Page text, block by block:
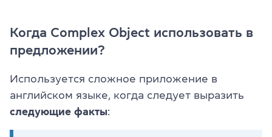
Когда Complex Object использовать в
предложении?
Используется сложное приложение в
английском языке, когда следует выразить
следующие факты: